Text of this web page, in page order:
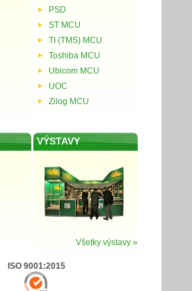
PSD
ST MCU
TI (TMS) MCU
Toshiba MCU
Ubicom MCU
UOC
Zilog MCU
VÝSTAVY
Všetky výstavy »
ISO 9001:2015